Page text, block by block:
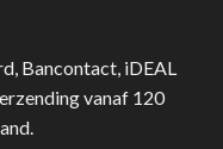
Bancontact, iDEAL
vanaf 120